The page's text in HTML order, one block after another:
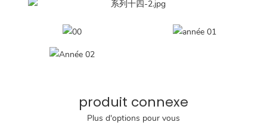
produit connexe
Plus d'options pour vous